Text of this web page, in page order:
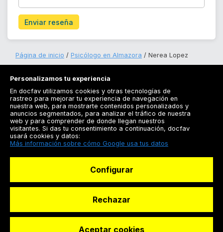
Enviar reseña
Página de inicio Psicólogo en Almazora Nerea Lopez
Registrarse
Docfav
Personalizamos tu experiencia
En docfav utilizamos cookies y otras tecnologías de
rastreo para mejorar tu experiencia de navegación en
nuestra web, para mostrarte contenidos personalizados y
anuncios segmentados, para analizar el tráfico de nuestra
web y para comprender de donde llegan nuestros
visitantes. Si das tu consentimiento a continuación, docfav
usará cookies y datos:
Más información sobre cómo Google usa tus datos
Configurar
Rechazar
Aceptar cookies